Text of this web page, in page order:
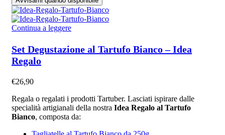
Continua a leggere
Set Degustazione al Tartufo Bianco – Idea
Regalo
€26,90
Regala o regalati i prodotti Tartuber. Lasciati ispirare dalle
specialità artigianali della nostra Idea Regalo al Tartufo
Bianco, composta da: